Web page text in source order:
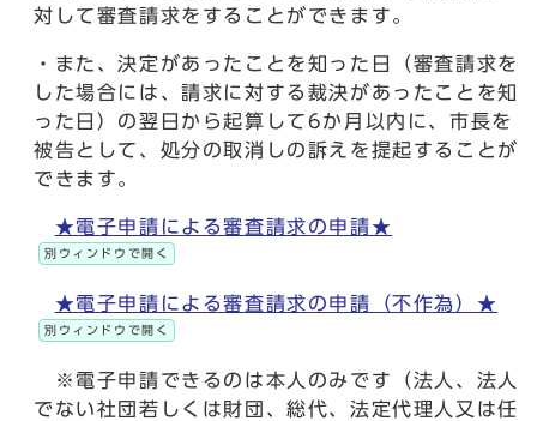
対して審査請求をすることができます。
・また、決定があったことを知った日（審査請求を
した場合には、請求に対する裁決があったことを知
った日）の翌日から起算して6か月以内に、市長を
被告として、処分の取消しの訴えを提起することが
できます。
★電子申請による審査請求の申請★
別ウィンドウで開く
★電子申請による審査請求の申請（不作為）★
別ウィンドウで開く
※電子申請できるのは本人のみです（法人、法人
でない社団若しくは財団、総代、法定代理人又は任